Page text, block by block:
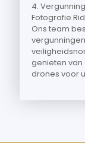
4.
Fotografie
Ons team
genieten
drones voor